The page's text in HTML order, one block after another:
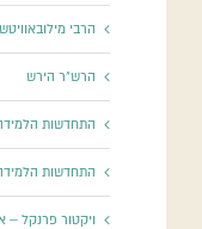
הרבי מילובאוויטש
הרש"ר הירש
התחדשות
התחדשות
ויקטור פרנקל